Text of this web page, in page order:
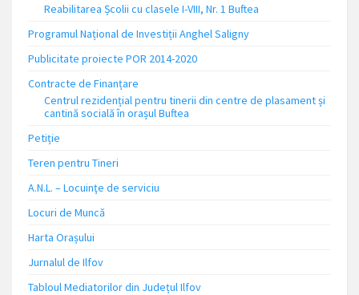
Reabilitarea Școlii cu clasele I-VIII, Nr. 1 Buftea
Programul Național de Investiții Anghel Saligny
Publicitate proiecte POR 2014-2020
Contracte de Finanțare
Centrul rezidențial pentru tinerii din centre de plasament și
cantină socială în orașul Buftea
Petiție
Teren pentru Tineri
A.N.L. – Locuinţe de serviciu
Locuri de Muncă
Harta Orașului
Jurnalul de Ilfov
Tabloul Mediatorilor din Județul Ilfov